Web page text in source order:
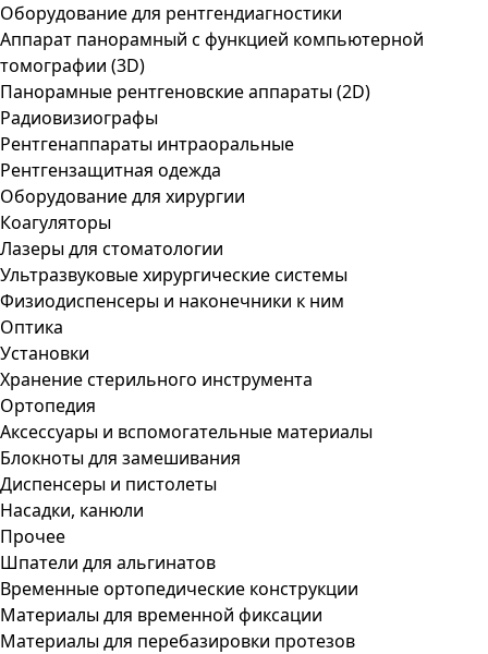
Оборудование для рентгендиагностики
Аппарат панорамный с функцией компьютерной
томографии (3D)
Панорамные рентгеновские аппараты (2D)
Радиовизиографы
Рентгенаппараты интраоральные
Рентгензащитная одежда
Оборудование для хирургии
Коагуляторы
Лазеры для стоматологии
Ультразвуковые хирургические системы
Физиодиспенсеры и наконечники к ним
Оптика
Установки
Хранение стерильного инструмента
Ортопедия
Аксессуары и вспомогательные материалы
Блокноты для замешивания
Диспенсеры и пистолеты
Насадки, канюли
Прочее
Шпатели для альгинатов
Временные ортопедические конструкции
Материалы для временной фиксации
Материалы для перебазировки протезов